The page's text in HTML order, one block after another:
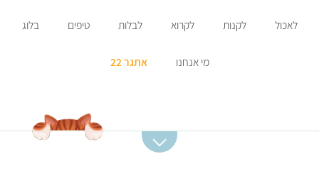
לאכול לקנות לקרוא לבלות טיפים בלוג
מי אנחנו אתגר 22